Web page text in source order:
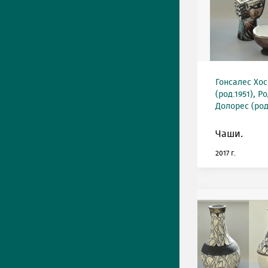
Гонсалес
(род.1951),
Долорес
Чаши.
2017 г.